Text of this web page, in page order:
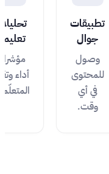
تطبيقات
جوال
وصول
للمحتوى
في أي
وقت.
أداء